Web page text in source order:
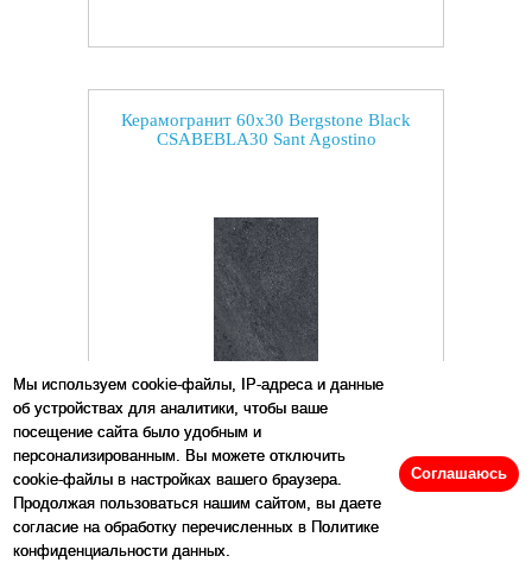
Мы используем cookie-файлы, IP-адреса и данные
об устройствах для аналитики, чтобы ваше
посещение сайта было удобным и
персонализированным. Вы можете отключить
cookie-файлы в настройках вашего браузера.
Продолжая пользоваться нашим сайтом, вы даете
согласие на обработку перечисленных в Политике
конфиденциальности данных.
Соглашаюсь
Керамогранит 60x30 Bergstone Black
CSABEBLA30 Sant Agostino
Размеры:30x60см
Цена:7527р/м2